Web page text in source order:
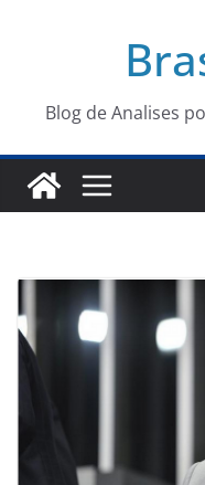
conteúdoBlog de Analises